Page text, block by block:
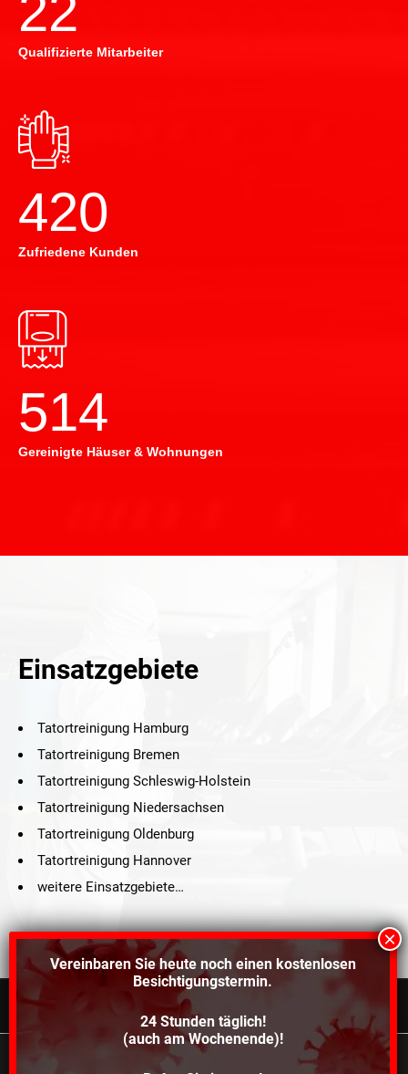
22
Qualifizierte Mitarbeiter
420
Zufriedene Kunden
514
Gereinigte Häuser & Wohnungen
Einsatzgebiete
Tatortreinigung Hamburg
Tatortreinigung Bremen
Tatortreinigung Schleswig-Holstein
Tatortreinigung Niedersachsen
Tatortreinigung Oldenburg
Tatortreinigung Hannover
weitere Einsatzgebiete…
©2021 Schröders Service Team Nord, All Rights Reserved.
Schroeder Service Team Nord
Vereinbaren Sie heute noch einen kostenlosen
Besichtigungstermin.
24 Stunden täglich!
(auch am Wochenende)!